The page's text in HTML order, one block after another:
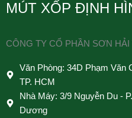
MÚT XỐP ĐỊNH
CÔNG TY CỔ PHẦN SƠN HẢI
Văn Phòng: 34D Phạm Văn
TP. HCM
Nhà Máy: 3/9 Nguyễn Du -
Dương